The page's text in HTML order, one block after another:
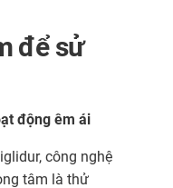
để sử
động êm ái
công nghệ
tâm là thử